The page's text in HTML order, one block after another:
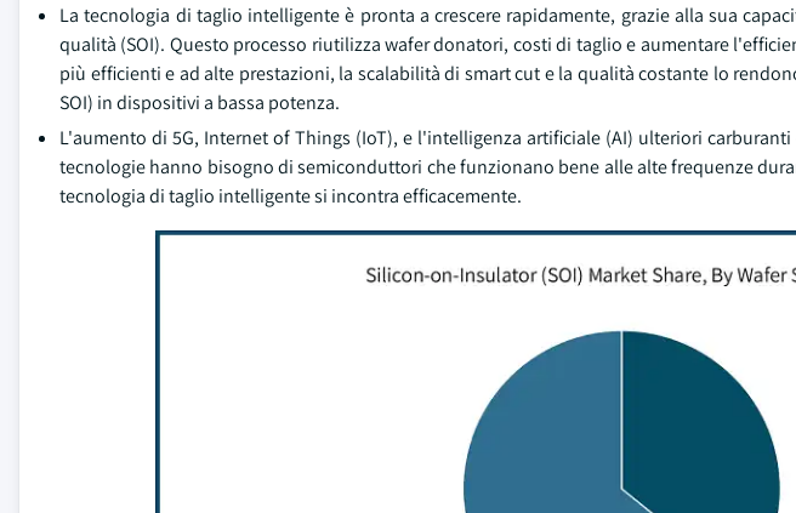
La tecnologia di taglio intelligente è pronta a crescere rapidamente, grazie alla sua
qualità (SOI). Questo processo riutilizza wafer donatori, costi di taglio e aumentare
più efficienti e ad alte prestazioni, la scalabilità di smart cut e la qualità costante lo
SOI) in dispositivi a bassa potenza.
L'aumento di 5G, Internet of Things (IoT), e l'intelligenza artificiale (AI) ulteriori
tecnologie hanno bisogno di semiconduttori che funzionano bene alle alte frequenze
tecnologia di taglio intelligente si incontra efficacemente.